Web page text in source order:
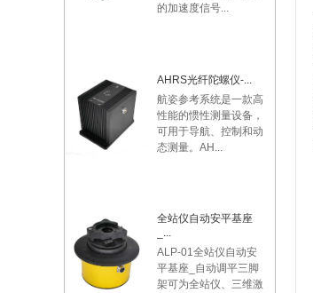
的加速度信号...
AHRS光纤陀螺仪-...
航姿参考系统是一款高
性能的惯性测量设备，
可用于导航、控制和动
态测量。AH...
全站仪自动安平基座
_...
ALP-01全站仪自动安
平基座_自动调平三脚
架可为全站仪、三维激